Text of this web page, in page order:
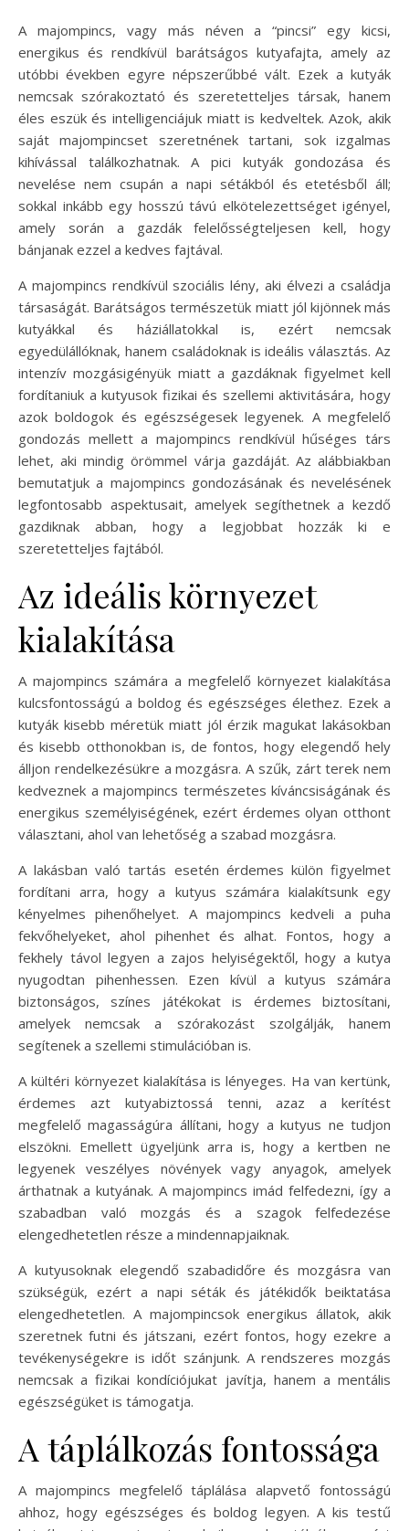
A majompincs, vagy más néven a “pincsi” egy kicsi,
energikus és rendkívül barátságos kutyafajta, amely az
utóbbi években egyre népszerűbbé vált. Ezek a kutyák
nemcsak szórakoztató és szeretetteljes társak, hanem
éles eszük és intelligenciájuk miatt is kedveltek. Azok, akik
saját majompincset szeretnének tartani, sok izgalmas
kihívással találkozhatnak. A pici kutyák gondozása és
nevelése nem csupán a napi sétákból és etetésből áll;
sokkal inkább egy hosszú távú elkötelezettséget igényel,
amely során a gazdák felelősségteljesen kell, hogy
bánjanak ezzel a kedves fajtával.
A majompincs rendkívül szociális lény, aki élvezi a családja
társaságát. Barátságos természetük miatt jól kijönnek más
kutyákkal és háziállatokkal is, ezért nemcsak
egyedülállóknak, hanem családoknak is ideális választás. Az
intenzív mozgásigényük miatt a gazdáknak figyelmet kell
fordítaniuk a kutyusok fizikai és szellemi aktivitására, hogy
azok boldogok és egészségesek legyenek. A megfelelő
gondozás mellett a majompincs rendkívül hűséges társ
lehet, aki mindig örömmel várja gazdáját. Az alábbiakban
bemutatjuk a majompincs gondozásának és nevelésének
legfontosabb aspektusait, amelyek segíthetnek a kezdő
gazdiknak abban, hogy a legjobbat hozzák ki e
szeretetteljes fajtából.
Az ideális környezet
kialakítása
A majompincs számára a megfelelő környezet kialakítása
kulcsfontosságú a boldog és egészséges élethez. Ezek a
kutyák kisebb méretük miatt jól érzik magukat lakásokban
és kisebb otthonokban is, de fontos, hogy elegendő hely
álljon rendelkezésükre a mozgásra. A szűk, zárt terek nem
kedveznek a majompincs természetes kíváncsiságának és
energikus személyiségének, ezért érdemes olyan otthont
választani, ahol van lehetőség a szabad mozgásra.
A lakásban való tartás esetén érdemes külön figyelmet
fordítani arra, hogy a kutyus számára kialakítsunk egy
kényelmes pihenőhelyet. A majompincs kedveli a puha
fekvőhelyeket, ahol pihenhet és alhat. Fontos, hogy a
fekhely távol legyen a zajos helyiségektől, hogy a kutya
nyugodtan pihenhessen. Ezen kívül a kutyus számára
biztonságos, színes játékokat is érdemes biztosítani,
amelyek nemcsak a szórakozást szolgálják, hanem
segítenek a szellemi stimulációban is.
A kültéri környezet kialakítása is lényeges. Ha van kertünk,
érdemes azt kutyabiztossá tenni, azaz a kerítést
megfelelő magasságúra állítani, hogy a kutyus ne tudjon
elszökni. Emellett ügyeljünk arra is, hogy a kertben ne
legyenek veszélyes növények vagy anyagok, amelyek
árthatnak a kutyának. A majompincs imád felfedezni, így a
szabadban való mozgás és a szagok felfedezése
elengedhetetlen része a mindennapjaiknak.
A kutyusoknak elegendő szabadidőre és mozgásra van
szükségük, ezért a napi séták és játékidők beiktatása
elengedhetetlen. A majompincsok energikus állatok, akik
szeretnek futni és játszani, ezért fontos, hogy ezekre a
tevékenységekre is időt szánjunk. A rendszeres mozgás
nemcsak a fizikai kondíciójukat javítja, hanem a mentális
egészségüket is támogatja.
A táplálkozás fontossága
A majompincs megfelelő táplálása alapvető fontosságú
ahhoz, hogy egészséges és boldog legyen. A kis testű